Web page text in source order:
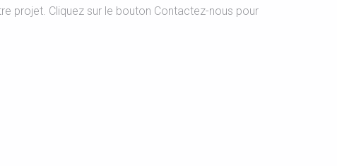
projet. Cliquez sur le bouton Contactez-nous pour